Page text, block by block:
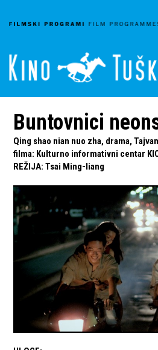
Buntovnici
Qing shao nian nuo zha, drama,
filma: Kulturno informativni centar
REŽIJA: Tsai Ming-liang